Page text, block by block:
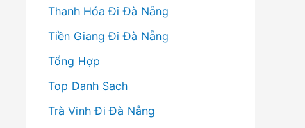
Thanh Hóa Đi Đà Nẵng
Tiền Giang Đi Đà Nẵng
Tổng Hợp
Top Danh Sach
Trà Vinh Đi Đà Nẵng